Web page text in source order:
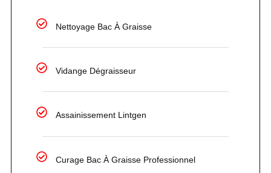
Nettoyage Bac À Graisse
Vidange Dégraisseur
Assainissement Lintgen
Curage Bac À Graisse Professionnel